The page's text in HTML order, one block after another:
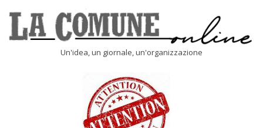
content
Un'idea, un giornale, un'organizzazione